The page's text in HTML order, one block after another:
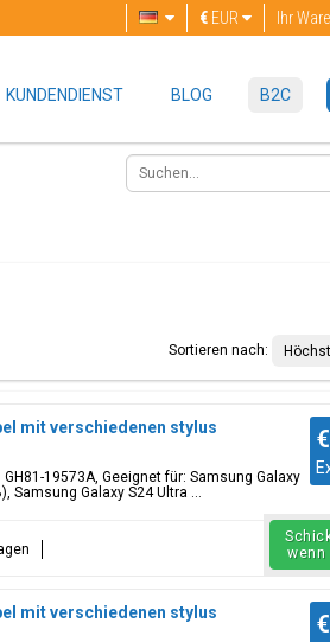
Ihr
€ EUR
KUNDENDIENST BLOG B2C
Sortieren nach:
mit verschiedenen stylus
19573A, Geeignet für: Samsung Galaxy
Samsung Galaxy S24 Ultra ...
wenn
mit verschiedenen stylus